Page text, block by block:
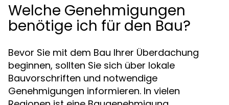
Welche Genehmigungen
benötige ich für den Bau?
Bevor Sie mit dem Bau Ihrer Überdachung
beginnen, sollten Sie sich über lokale
Bauvorschriften und notwendige
Genehmigungen informieren. In vielen